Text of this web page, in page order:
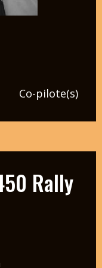
Co-pilote(s)
Rally